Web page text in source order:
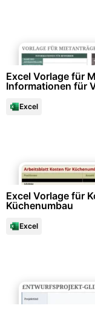
Excel Vorlage für
Informationen für
Excel
Excel Vorlage für
Küchenumbau
Excel